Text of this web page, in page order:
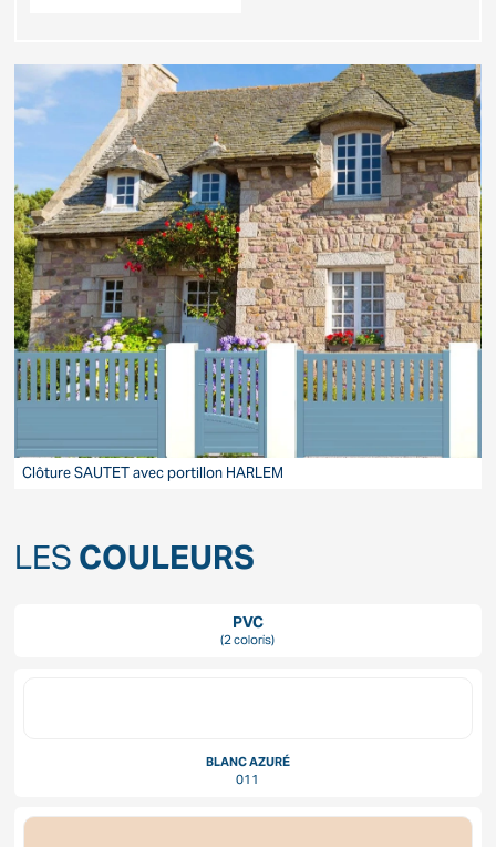
Clôture SAUTET avec portillon HARLEM
LES COULEURS
PVC
(2 coloris)
BLANC AZURÉ
011